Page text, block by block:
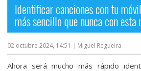
Identificar canciones con tu
más sencillo que nunca con esta
02 octubre 2024, 14:51 | Miguel Regueira
Ahora será mucho más rápido